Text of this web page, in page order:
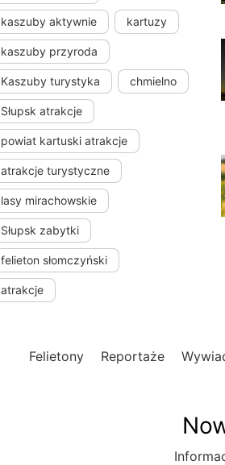
kaszuby aktywnie kartuzy
kaszuby przyroda
Kaszuby turystyka chmielno
Słupsk atrakcje
powiat kartuski atrakcje
atrakcje turystyczne
lasy mirachowskie
Słupsk zabytki
felieton słomczyński
atrakcje
Felietony Reportaże